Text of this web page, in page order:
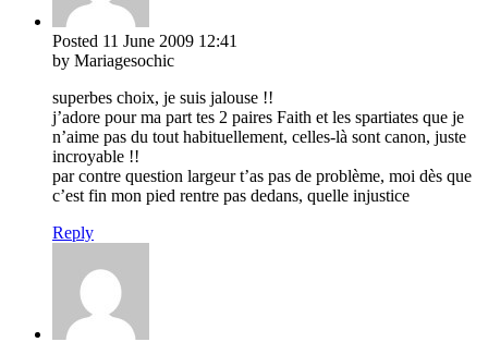
Posted 11 June 2009 12:41
by Mariagesochic
superbes choix, je suis jalouse !!
j’adore pour ma part tes 2 paires Faith et les spartiates que je
n’aime pas du tout habituellement, celles-là sont canon, juste
incroyable !!
par contre question largeur t’as pas de problème, moi dès que
c’est fin mon pied rentre pas dedans, quelle injustice
Reply